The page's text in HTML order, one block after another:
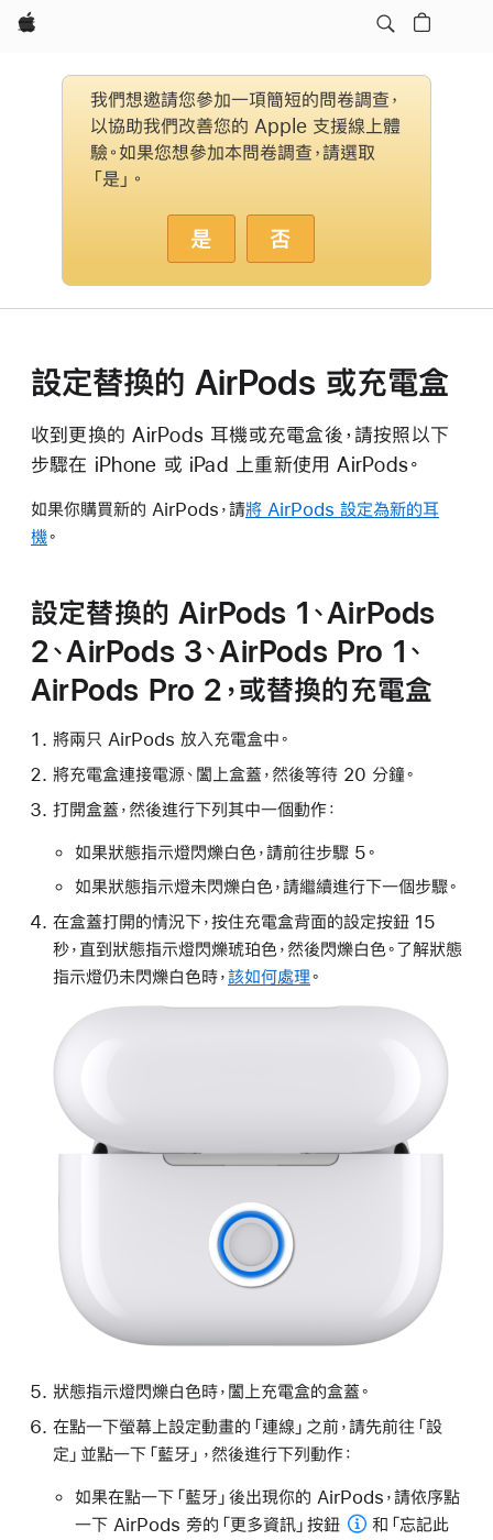
Apple
我們想邀請您參加一項簡短的問卷調查，
以協助我們改善您的 Apple 支援線上體
驗。如果您想參加本問卷調查，請選取
「是」。
是 否
設定替換的 AirPods 或充電盒
收到更換的 AirPods 耳機或充電盒後，請按照以下
步驟在 iPhone 或 iPad 上重新使用 AirPods。
如果你購買新的 AirPods，請將 AirPods 設定為新的耳
機。
設定替換的 AirPods 1、AirPods
2、AirPods 3、AirPods Pro 1、
AirPods Pro 2，或替換的充電盒
將兩只 AirPods 放入充電盒中。
將充電盒連接電源、闔上盒蓋，然後等待 20 分鐘。
打開盒蓋，然後進行下列其中一個動作：
如果狀態指示燈閃爍白色，請前往步驟 5。
如果狀態指示燈未閃爍白色，請繼續進行下一個步驟。
在盒蓋打開的情況下，按住充電盒背面的設定按鈕 15
秒，直到狀態指示燈閃爍琥珀色，然後閃爍白色。了解狀態
指示燈仍未閃爍白色時，該如何處理。
狀態指示燈閃爍白色時，闔上充電盒的盒蓋。
在點一下螢幕上設定動畫的「連線」之前，請先前往「設
定」並點一下「藍牙」，然後進行下列動作：
如果在點一下「藍牙」後出現你的 AirPods，請依序點
一下 AirPods 旁的 「更多資訊」按鈕
和「忘記此